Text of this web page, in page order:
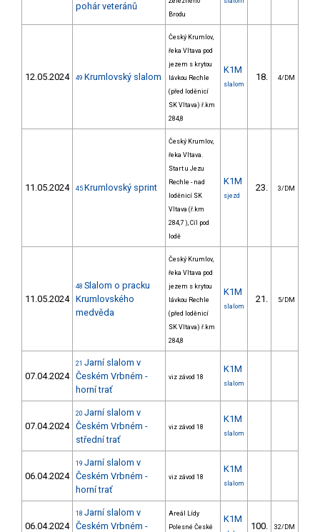
pohár veteránů
Brodu
12.05.2024 49 Krumlovský slalom
Český Krumlov,
řeka Vltava pod
jezem s krytou
lávkou Rechle
(před loděnicí
SK Vltava) ř.km
284,8
K1M
slalom
18. 4/DM
11.05.2024 45 Krumlovský sprint
Český Krumlov,
řeka Vltava.
Start u Jezu
Rechle - nad
loděnicí SK
Vltava (ř.km
284,7 ), Cíl pod
lodě
K1M
sjezd
23. 3/DM
11.05.2024
48 Slalom o pracku
Krumlovského
medvěda
Český Krumlov,
řeka Vltava pod
jezem s krytou
lávkou Rechle
(před loděnicí
SK Vltava) ř.km
284,8
K1M
slalom
21. 5/DM
07.04.2024
21 Jarní slalom v
Českém Vrbném -
horní trať
viz závod 18
K1M
slalom
07.04.2024
20 Jarní slalom v
Českém Vrbném -
střední trať
viz závod 18
K1M
slalom
06.04.2024
19 Jarní slalom v
Českém Vrbném -
horní trať
viz závod 18
K1M
slalom
06.04.2024
18 Jarní slalom v
Českém Vrbném -
Areál Lídy
Polesné České
K1M
100. 32/DM